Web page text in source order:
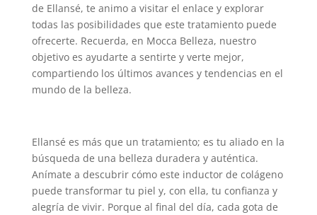
de Ellansé, te animo a visitar el enlace y explorar
todas las posibilidades que este tratamiento puede
ofrecerte. Recuerda, en Mocca Belleza, nuestro
objetivo es ayudarte a sentirte y verte mejor,
compartiendo los últimos avances y tendencias en el
mundo de la belleza.
Ellansé es más que un tratamiento; es tu aliado en la
búsqueda de una belleza duradera y auténtica.
Anímate a descubrir cómo este inductor de colágeno
puede transformar tu piel y, con ella, tu confianza y
alegría de vivir. Porque al final del día, cada gota de